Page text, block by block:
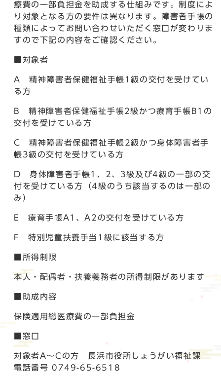
療費の一部負担金を助成する仕組みです。制度によ
り対象となる方の要件は異なります。障害者手帳の
種類によってお問い合わせいただく窓口が変わりま
すので下記の内容をご確認ください。
■対象者
A 精神障害者保健福祉手帳1級の交付を受けてい
る方
B 精神障害者保健福祉手帳2級かつ療育手帳B1の
交付を受けている方
C 精神障害者保健福祉手帳2級かつ身体障害者手
帳3級の交付を受けている方
D 身体障害者手帳1、2、3級及び4級の一部の交
付を受けている方（4級のうち該当するのは一部の
み）
E 療育手帳A1、A2の交付を受けている方
F 特別児童扶養手当1級に該当する方
■所得制限
本人・配偶者・扶養義務者の所得制限があります
■助成内容
保険適用総医療費の一部負担金
■窓口
対象者A～Cの方 長浜市役所しょうがい福祉課
電話番号 0749-65-6518